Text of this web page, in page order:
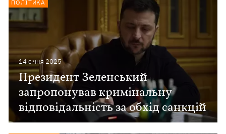
14 сiчня 2025
Президент Зеленський
запропонував кримінальну
відповідальність за обхід санкцій
ПОЛІТИКА